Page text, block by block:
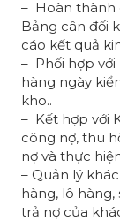
– Hoàn thành
Bảng cân đối
cáo kết quả
– Phối hợp với
hàng ngày
kho..
– Kết hợp với
công nợ, thu
nợ và thực
– Quản lý
hàng, lô
trả nợ của